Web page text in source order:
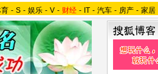
- S - 娱乐 - V - 财经 - IT - 汽车 - 房产 - 家居